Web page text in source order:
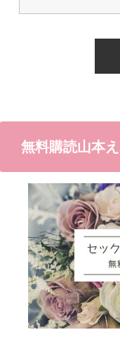
無料購読山本